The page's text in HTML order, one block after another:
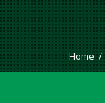
Home